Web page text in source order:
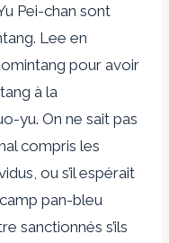
Pei-chan sont
Lee en
pour avoir
à la
yu. On ne sait pas
compris les
ou s’il espérait
pan-bleu
sanctionnés s’ils